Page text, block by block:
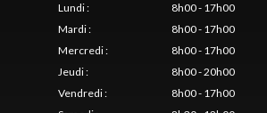
Lundi:
8h00 - 17h00
Mardi:
8h00 - 17h00
Mercredi:
8h00 - 17h00
Jeudi:
8h00 - 20h00
Vendredi:
8h00 - 17h00